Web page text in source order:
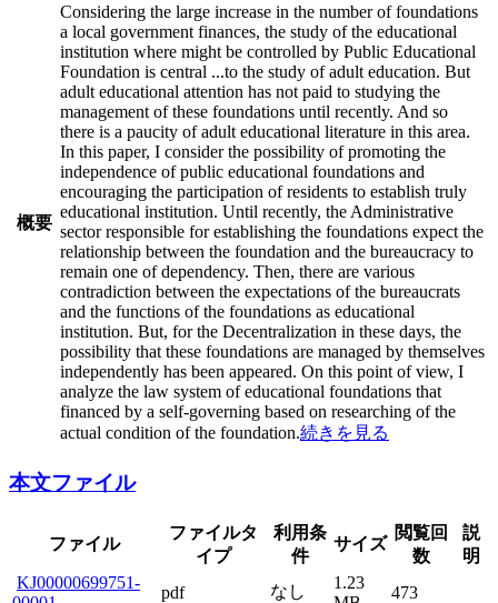
概要
Considering the large increase in the number of foundations
a local government finances, the study of the educational
institution where might be controlled by Public Educational
Foundation is central ...to the study of adult education. But
adult educational attention has not paid to studying the
management of these foundations until recently. And so
there is a paucity of adult educational literature in this area.
In this paper, I consider the possibility of promoting the
independence of public educational foundations and
encouraging the participation of residents to establish truly
educational institution. Until recently, the Administrative
sector responsible for establishing the foundations expect the
relationship between the foundation and the bureaucracy to
remain one of dependency. Then, there are various
contradiction between the expectations of the bureaucrats
and the functions of the foundations as educational
institution. But, for the Decentralization in these days, the
possibility that these foundations are managed by themselves
independently has been appeared. On this point of view, I
analyze the law system of educational foundations that
financed by a self-governing based on researching of the
actual condition of the foundation.続きを見る
本文ファイル
ファイル
ファイルタ
イプ
利用条
件
サイズ
閲覧回
数
説
明
KJ00000699751-
pdf なし
1.23
473